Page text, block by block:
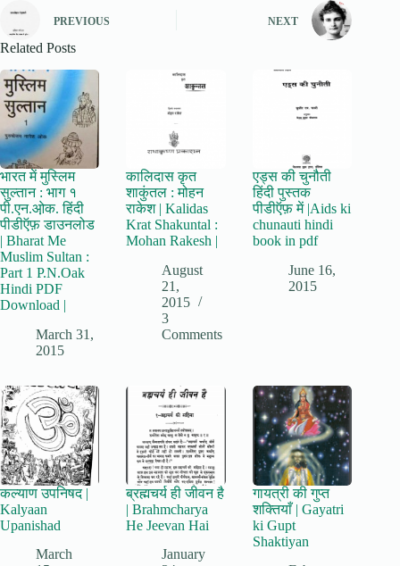
PREVIOUS NEXT
Related Posts
भारत में मुस्लिम
सुल्तान : भाग १
पी.एन.ओ़क. हिंदी
पीडीऍफ़ डाउनलोड
| Bharat Me
Muslim Sultan :
Part 1 P.N.Oak
Hindi PDF
Download |
March 31,
2015
कालिदास कृत
शाकुंतल : मोहन
राकेश | Kalidas
Krat Shakuntal :
Mohan Rakesh |
August
21,
2015
3
Comments
एड्स की चुनौती
हिंदी पुस्तक
पीडीऍफ़ में |Aids ki
chunauti hindi
book in pdf
June 16,
2015
कल्याण उपनिषद |
Kalyaan
Upanishad
March
ब्रह्मचर्य ही जीवन है
| Brahmcharya
He Jeevan Hai
January
गायत्री की गुप्त
शक्तियाँ | Gayatri
ki Gupt
Shaktiyan